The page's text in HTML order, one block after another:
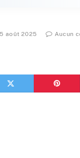
août 2025 Aucun